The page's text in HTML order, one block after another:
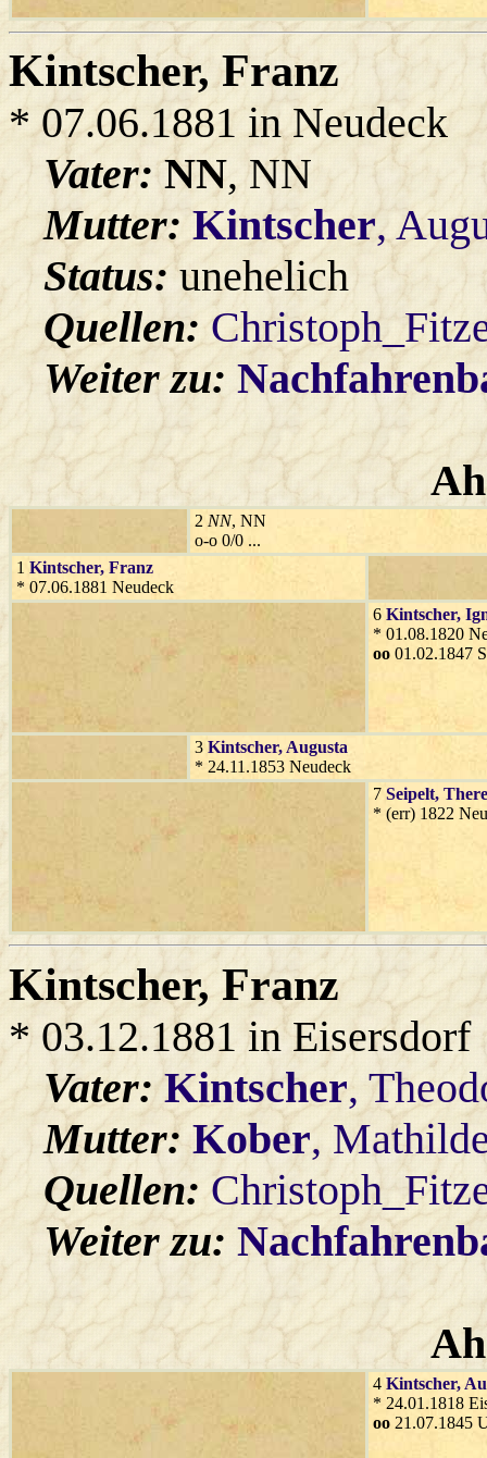
Kintscher, Franz
* 07.06.1881 in Neudeck
Vater:NN, NN
Mutter: Kintscher,
Status:unehelich
Quellen:
Weiter zu:
2 NN, NN
o-o 0/0 ...
1 Kintscher, Franz
* 07.06.1881 Neudeck
6 Kintscher,
* 01.08.1820
oo 01.02.1847
3 Kintscher, Augusta
* 24.11.1853 Neudeck
7 Seipelt,
* (err) 1822
Kintscher, Franz
* 03.12.1881 in Eisersdorf
Vater:Kintscher,
Mutter:Kober,
Quellen:
Weiter zu:
4 Kintscher,
* 24.01.1818
oo 21.07.1845